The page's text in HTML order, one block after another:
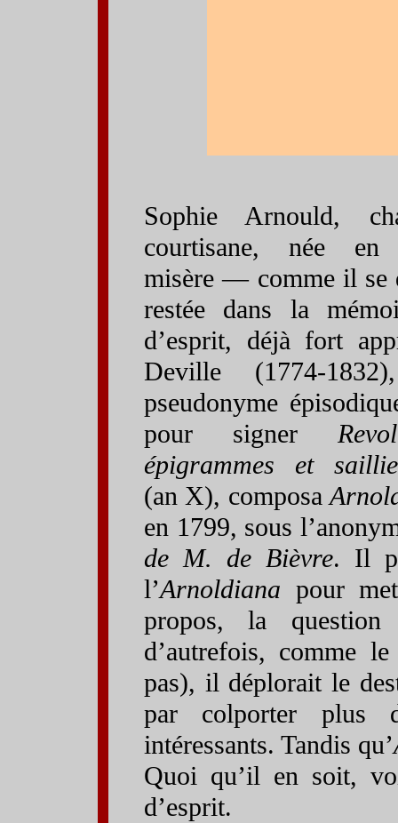
Sophie Arnould,
courtisane, née
misère — comme il
restée dans la
d’esprit, déjà fort
Deville (1774-
pseudonyme
pour signer
épigrammes et
(an X), composa
en 1799, sous
de M. de Bièvre. Il
l’Arnoldiana pour
propos, la question
d’autrefois, comme
pas), il déplorait le
par colporter plus
intéressants. Tandis qu’
Quoi qu’il en soit,
d’esprit.